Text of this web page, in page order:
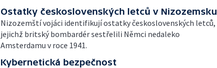
Ostatky československých letců v Nizozemsku
Nizozemští vojáci identifikují ostatky československých letců,
jejichž britský bombardér sestřelili Němci nedaleko
Amsterdamu v roce 1941.
Kybernetická bezpečnost